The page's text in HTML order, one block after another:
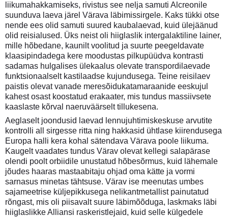
liikumahakkamiseks, rivistus see nelja samuti Alcreonile
suunduva laeva järel Värava läbimissirgele. Kaks tükki otse
nende ees olid samuti suured kaubalaevad, kuid ülejäänud
olid reisialused. Üks neist oli hiiglaslik intergalaktiline lainer,
mille hõbedane, kaunilt voolitud ja suurte peegeldavate
klaasipindadega kere moodustas pilkupüüdva kontrasti
sadamas hulgalises ülekaalus olevate transpordilaevade
funktsionaalselt kastilaadse kujundusega. Teine reisilaev
paistis olevat vanade meresõidukatamaraanide eeskujul
kahest osast koostatud erakaater, mis tundus massiivsete
kaaslaste kõrval naeruväärselt tillukesena.
Aeglaselt joondusid laevad lennujuhtimiskeskuse arvutite
kontrolli all sirgesse ritta ning hakkasid ühtlase kiirendusega
Europa halli kera kohal sätendava Värava poole liikuma.
Kaugelt vaadates tundus Värav olevat kellegi salapärase
olendi poolt orbiidile unustatud hõbesõrmus, kuid lähemale
jõudes haaras mastaabitaju ohjad oma kätte ja vormi
sarnasus minetas tähtsuse. Värav ise meenutas umbes
sajameetrise küljepikkusega nelikantmetallist painutatud
rõngast, mis oli piisavalt suure läbimõõduga, laskmaks läbi
hiiglaslikke Alliansi raskeristlejaid, kuid selle külgedele